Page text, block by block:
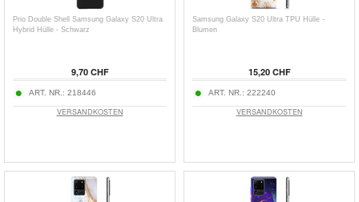
Prio Double Shell Samsung Galaxy S20 Ultra
Hybrid Hülle - Schwarz
9,70 CHF
ART. NR.: 218446
VERSANDKOSTEN
Samsung Galaxy S20 Ultra TPU Hülle -
Blumen
15,20 CHF
ART. NR.: 222240
VERSANDKOSTEN